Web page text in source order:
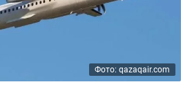
Фото: qazaqair.com